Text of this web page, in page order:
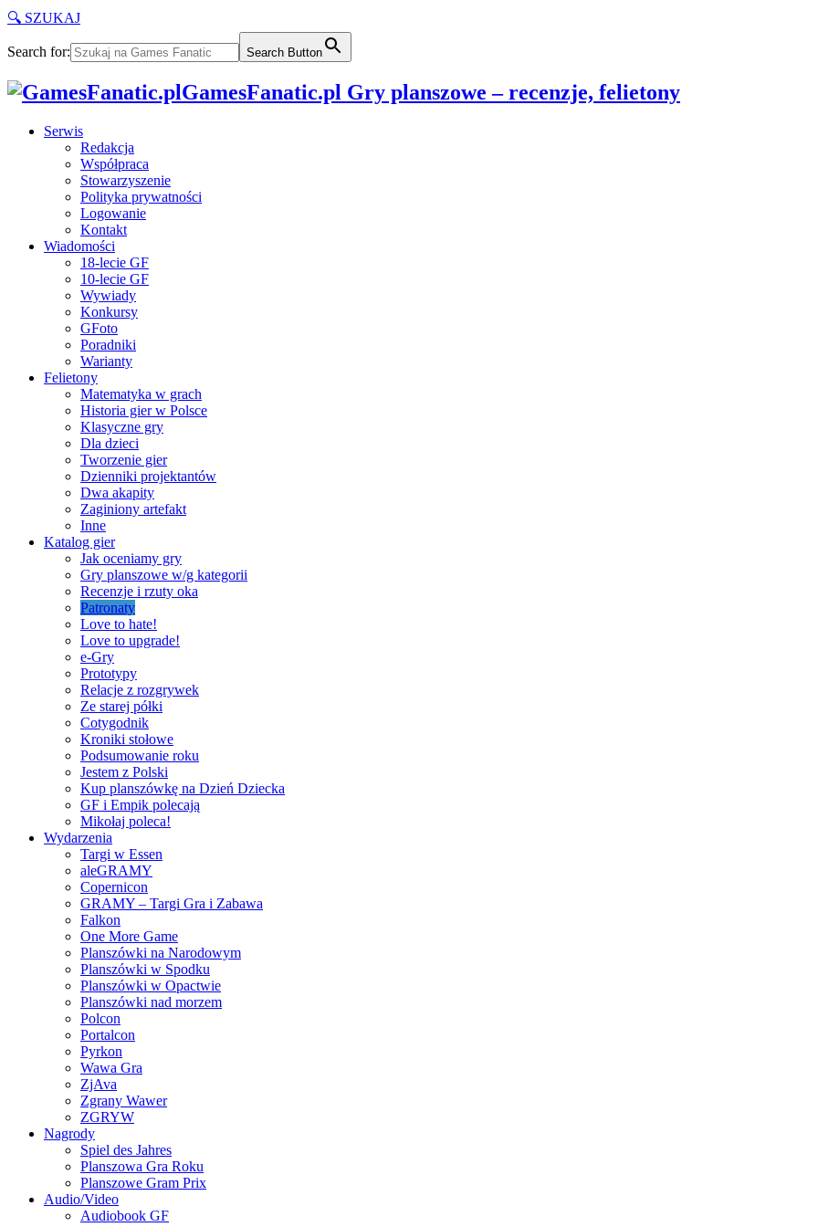
🔍 SZUKAJ
Search for: Search Button
GamesFanatic.pl Gry planszowe – recenzje, felietony
Serwis
Redakcja
Współpraca
Stowarzyszenie
Polityka prywatności
Logowanie
Kontakt
Wiadomości
18-lecie GF
10-lecie GF
Wywiady
Konkursy
GFoto
Poradniki
Warianty
Felietony
Matematyka w grach
Historia gier w Polsce
Klasyczne gry
Dla dzieci
Tworzenie gier
Dzienniki projektantów
Dwa akapity
Zaginiony artefakt
Inne
Katalog gier
Jak oceniamy gry
Gry planszowe w/g kategorii
Recenzje i rzuty oka
Patronaty
Love to hate!
Love to upgrade!
e-Gry
Prototypy
Relacje z rozgrywek
Ze starej półki
Cotygodnik
Kroniki stołowe
Podsumowanie roku
Jestem z Polski
Kup planszówkę na Dzień Dziecka
GF i Empik polecają
Mikołaj poleca!
Wydarzenia
Targi w Essen
aleGRAMY
Copernicon
GRAMY – Targi Gra i Zabawa
Falkon
One More Game
Planszówki na Narodowym
Planszówki w Spodku
Planszówki w Opactwie
Planszówki nad morzem
Polcon
Portalcon
Pyrkon
Wawa Gra
ZjAva
Zgrany Wawer
ZGRYW
Nagrody
Spiel des Jahres
Planszowa Gra Roku
Planszowe Gram Prix
Audio/Video
Audiobook GF